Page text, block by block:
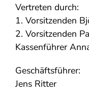
Vertreten durch:
1. Vorsitzenden
2. Vorsitzenden
Kassenführer
Geschäftsführer:
Jens Ritter